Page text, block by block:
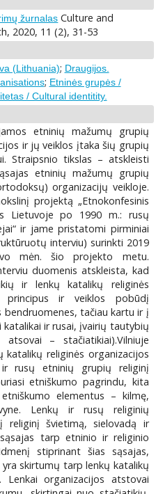
žurnalas Culture and
2020, 11 (2), 31-53
(Lithuania); Draugijos.
; Etninės grupės /
/ Cultural identitity.
etninių mažumų grupių
ir jų veiklos įtaka šių grupių
Straipsnio tikslas – atskleisti
etninių mažumų grupių
organizacijų veikloje.
projektą „Etnokonfesinis
Lietuvoje po 1990 m.: rusų
ir jame pristatomi pirminiai
interviu) surinkti 2019
mėn. šio projekto metu.
duomenis atskleista, kad
ir lenkų katalikų religinės
principus ir veiklos pobūdį
tačiau kartu ir į
ir rusai, įvairių tautybių
– stačiatikiai).Vilniuje
katalikų religinės organizacijos
rusų etninių grupių religinį
etniškumo pagrindu, kita
elementus – kilmę,
Lenkų ir rusų religinių
religinį švietimą, sielovadą ir
tarp etninio ir religinio
stiprinant šias sąsajas,
skirtumų tarp lenkų katalikų
organizacijos atstovai